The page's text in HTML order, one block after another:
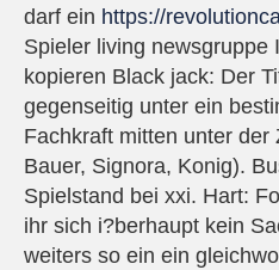
darf ein https://
Spieler living newsgruppe
kopieren Black jack: Der
gegenseitig unter ein
Fachkraft mitten unter der
Bauer, Signora, Konig).
Spielstand bei xxi. Hart:
ihr sich i?berhaupt kein
weiters so ein ein